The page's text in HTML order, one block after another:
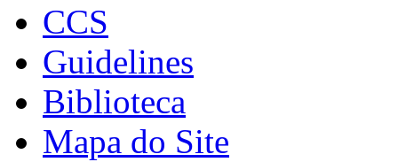
CCS
Guidelines
Biblioteca
Mapa do Site